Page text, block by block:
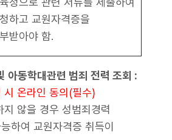
하고 교원자격증을
받아야 함.
아동학대관련 범죄 전력 조회 :
시 온라인 동의(필수)
않을 경우 성범죄경력
하여 교원자격증 취득이